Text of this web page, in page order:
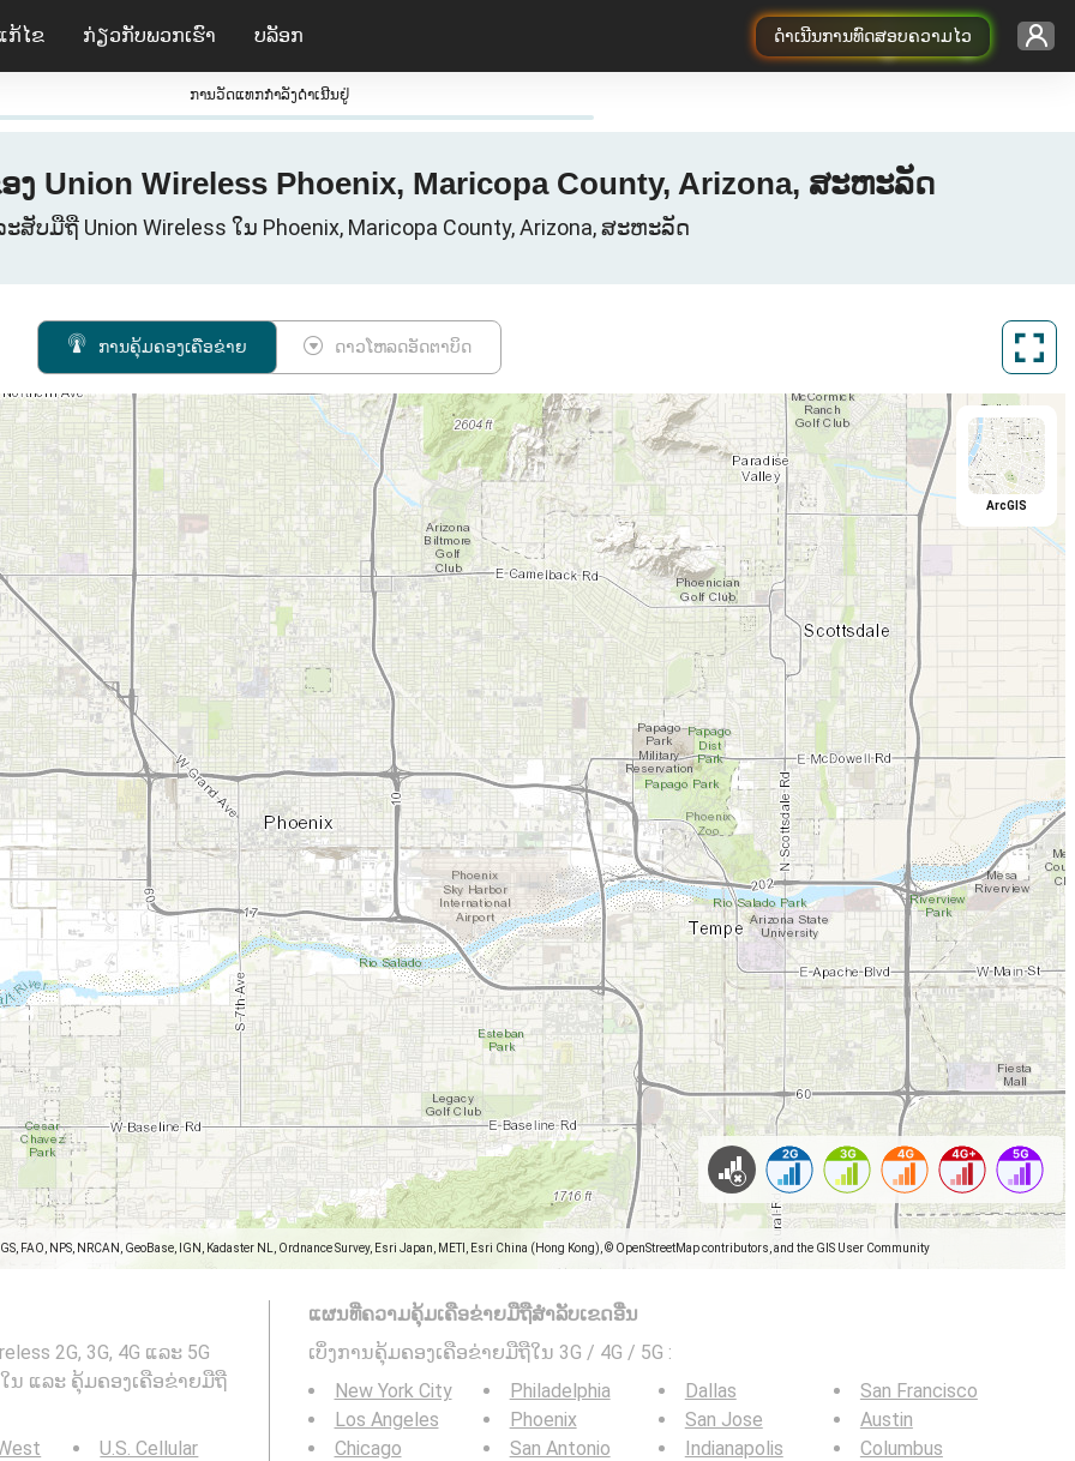
ດຳເນີນການທົດສອບຄວາມໄວ
ກ້ໄຂ ກ່ຽວ​ກັບ​ພວກ​ເຮົາ ບລັອກ
ການວັດແທກກໍາລັງດໍາເນີນຢູ່
ງ Union Wireless Phoenix, Maricopa County, Arizona, ສະຫະລັດ
ສັບມືຖື Union Wireless ໃນ Phoenix, Maricopa County, Arizona, ສະຫະລັດ
ການຄຸ້ມຄອງເຄືອຂ່າຍ ດາວໂຫລດອັດຕາບິດ
FAO, NPS, NRCAN, GeoBase, IGN, Kadaster NL, Ordnance Survey, Esri Japan, METI, Esri China (Hong Kong), © OpenStreetMap contributors, and the GIS User Community
ArcGIS
2G, 3G, 4G ແລະ 5G
ນ ແລະ ຄຸ້ມຄອງເຄືອຂ່າຍມືຖື
U.S. Cellular
ແຜນທີ່ຄວາມຄຸ້ມເຄືອຂ່າຍມືຖືສໍາລັບເຂດອື່ນ
ເບິ່ງການຄຸ້ມຄອງເຄືອຂ່າຍມືຖືໃນ 3G / 4G / 5G :
New York City
Los Angeles
Chicago
Philadelphia
Phoenix
San Antonio
Dallas
San Jose
Indianapolis
San Francisco
Austin
Columbus